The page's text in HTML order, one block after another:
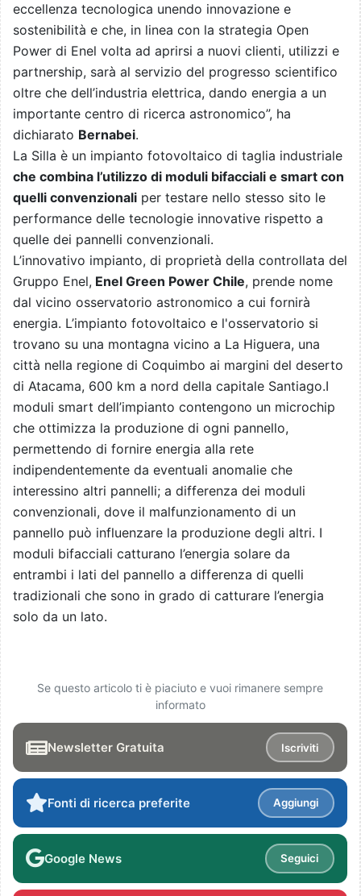
eccellenza tecnologica unendo innovazione e
sostenibilità e che, in linea con la strategia Open
Power di Enel volta ad aprirsi a nuovi clienti, utilizzi e
partnership, sarà al servizio del progresso scientifico
oltre che dell’industria elettrica, dando energia a un
importante centro di ricerca astronomico”, ha
dichiarato Bernabei.
La Silla è un impianto fotovoltaico di taglia industriale
che combina l’utilizzo di moduli bifacciali e smart con
quelli convenzionali per testare nello stesso sito le
performance delle tecnologie innovative rispetto a
quelle dei pannelli convenzionali.
L’innovativo impianto, di proprietà della controllata del
Gruppo Enel, Enel Green Power Chile, prende nome
dal vicino osservatorio astronomico a cui fornirà
energia. L’impianto fotovoltaico e l'osservatorio si
trovano su una montagna vicino a La Higuera, una
città nella regione di Coquimbo ai margini del deserto
di Atacama, 600 km a nord della capitale Santiago.I
moduli smart dell’impianto contengono un microchip
che ottimizza la produzione di ogni pannello,
permettendo di fornire energia alla rete
indipendentemente da eventuali anomalie che
interessino altri pannelli; a differenza dei moduli
convenzionali, dove il malfunzionamento di un
pannello può influenzare la produzione degli altri. I
moduli bifacciali catturano l’energia solare da
entrambi i lati del pannello a differenza di quelli
tradizionali che sono in grado di catturare l’energia
solo da un lato.
Se questo articolo ti è piaciuto e vuoi rimanere sempre
informato
Newsletter Gratuita Iscriviti
Fonti di ricerca preferite Aggiungi
Google News Seguici